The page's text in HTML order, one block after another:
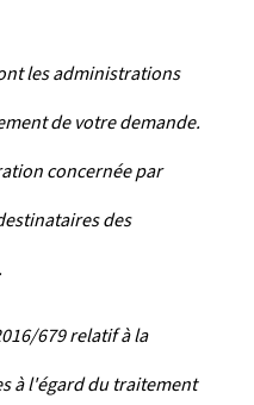
les administrations
de votre demande.
concernée par
des
679 relatif à la
à l'égard du traitement